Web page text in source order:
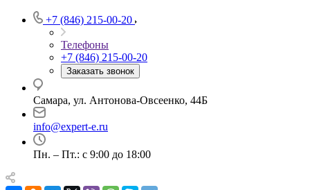
+7 (846) 215-00-20
Телефоны
+7 (846) 215-00-20
Заказать звонок
Самара, ул. Антонова-Овсеенко, 44Б
info@expert-e.ru
Пн. – Пт.: с 9:00 до 18:00